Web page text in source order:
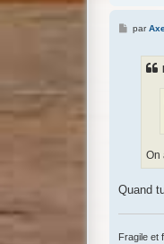
Mpar
On
Quand
Fragile et